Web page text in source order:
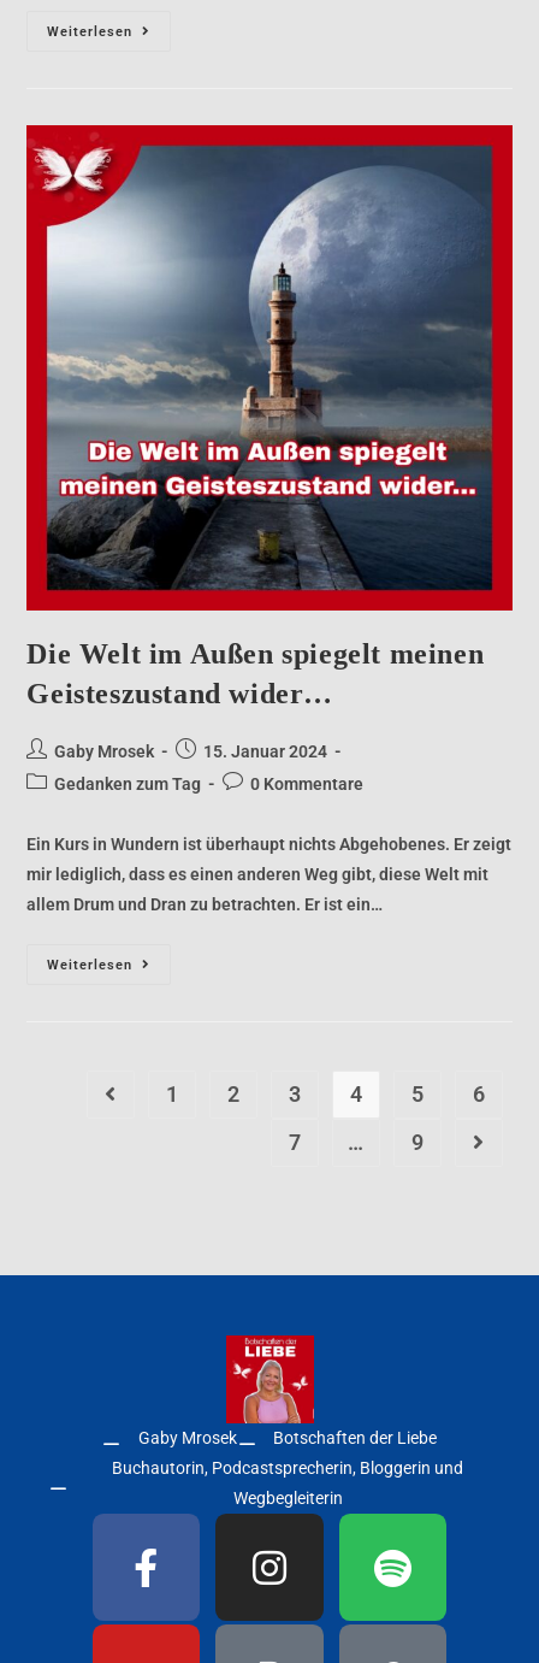
Weiterlesen
Die Welt im Außen spiegelt meinen
Geisteszustand wider…
Gaby Mrosek
15. Januar 2024
Gedanken zum Tag
0 Kommentare
Ein Kurs in Wundern ist überhaupt nichts Abgehobenes. Er zeigt
mir lediglich, dass es einen anderen Weg gibt, diese Welt mit
allem Drum und Dran zu betrachten. Er ist ein…
Weiterlesen
1 2 3 4 5
6
7
… 9
Gaby Mrosek
Botschaften der Liebe
Buchautorin, Podcastsprecherin, Bloggerin und
Wegbegleiterin